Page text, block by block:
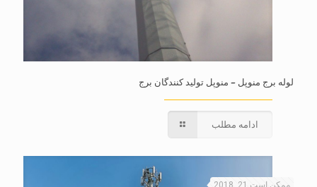
لوله برج منوپل – منوپل تولید کنندگان برج
ادامه مطلب
ممکن است 21, 2018